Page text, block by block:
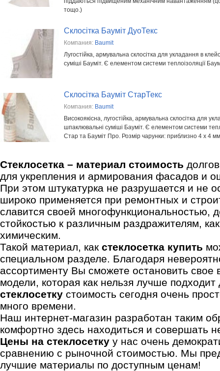
тощо.)
Склосітка Бауміт ДуоТекс
Компания: Baumit
Лугостійка, армувальна склосітка для укладання в
суміші Бауміт. Є елементом системи теплоізоляції
Склосітка Бауміт СтарТекс
Компания: Baumit
Високоякісна, лугостійка, армувальна склосітка для
шпаклювальні суміші Бауміт. Є елементом системи
Стар та Бауміт Про. Розмір чарунки: приблизно 4 x 4
Стеклосетка – материал стоимость
для укрепления и армирования фасадов и
При этом штукатурка не разрушается и не
широко применяется при ремонтных и
славится своей многофункциональностью,
стойкостью к различным раздражителям,
химическим.
Такой материал, как стеклосетка купить
специальном разделе. Благодаря
ассортименту Вы сможете остановить
модели, которая как нельзя лучше
стеклосетку стоимость сегодня очень
много времени.
Наш интернет-магазин разработан таким
комфортно здесь находиться и совершать
Цены на стеклосетку у нас очень
сравнению с рыночной стоимостью. Мы
лучшие материалы по доступным ценам!